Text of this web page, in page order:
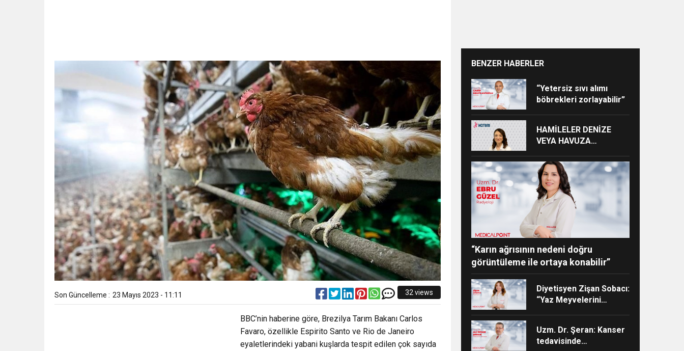
11:32 Dr. Öcük, karın germe estetiği ile ilgili bilgi verdi
10:45 Terör Örgütüne MİT’ten Darbe!
Son Güncelleme : 23 Mayıs 2023 - 11:11 32 views
BBC’nin haberine göre, Brezilya Tarım Bakanı Carlos
Favaro, özellikle Espirito Santo ve Rio de Janeiro
eyaletlerindeki yabani kuşlarda tespit edilen çok sayıda
BENZER HABERLER
“Yetersiz sıvı alımı
böbrekleri zorlayabilir”
HAMİLELER DENİZE
VEYA HAVUZA
“Karın ağrısının nedeni doğru
görüntüleme ile ortaya konabilir”
Diyetisyen Zişan Sobacı:
“Yaz Meyvelerini
Uzm. Dr. Şeran: Kanser
tedavisinde